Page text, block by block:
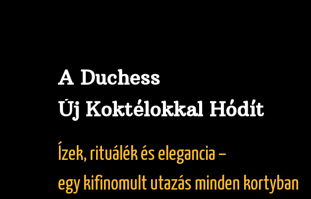
A Duchess
Új Koktélokkal Hódít
zek, rituá ékés e egancia –
egy kifinomu t utazás minden kortyban